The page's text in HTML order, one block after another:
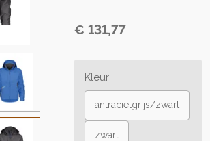
€ 131,77
Kleur
antracietgrijs/zwart
zwart